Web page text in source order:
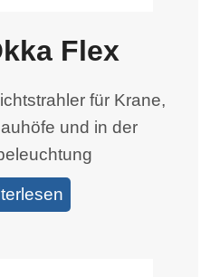
Flex
für Krane,
und in der